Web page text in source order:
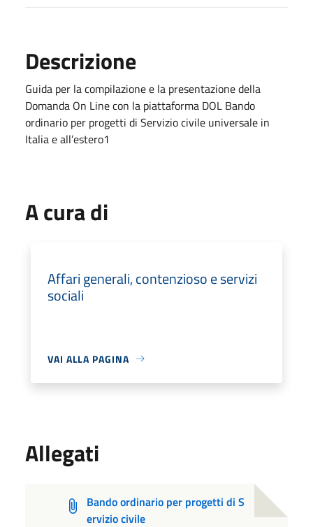
Descrizione
Guida per la compilazione e la presentazione della
Domanda On Line con la piattaforma DOL Bando
ordinario per progetti di Servizio civile universale in
Italia e all’estero1
A cura di
Affari generali, contenzioso e servizi
sociali
VAI ALLA PAGINA
Allegati
Bando ordinario per progetti di S
ervizio civile